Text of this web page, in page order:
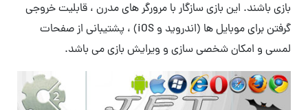
بازی باشند. این بازی سازگار با مرورگر های مدرن ، قابلیت خروجی
گرفتن برای موبایل ها (اندروید و iOS) ، پشتیبانی از صفحات
لمسی و امکان شخصی سازی و ویرایش بازی می باشد.